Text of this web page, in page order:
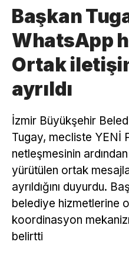
Başkan
WhatsApp
Ortak
ayrıldı
İzmir Büyükşehir
Tugay, mecliste YENİ
netleşmesinin
yürütülen ortak
ayrıldığını duyurdu.
belediye hizmetlerine
koordinasyon
belirtti